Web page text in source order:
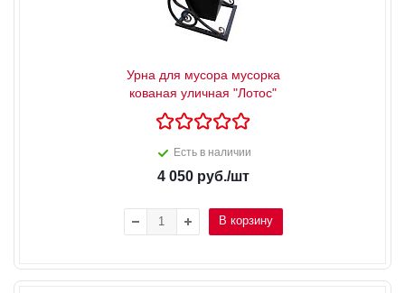
Урна для мусора мусорка
кованая уличная "Лотос"
Есть в наличии
4 050руб./шт
В корзину